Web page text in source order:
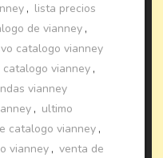
, lista precios
de vianney ,
catalogo vianney
vianney ,
vianney
, ultimo
catalogo vianney ,
vianney , venta de